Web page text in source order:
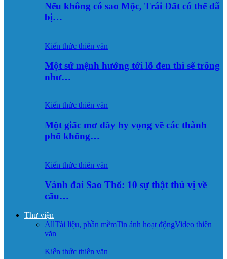
Nếu không có sao Mộc, Trái Đất có thể đã
bị…
Kiến thức thiên văn
Một sứ mệnh hướng tới lỗ đen thì sẽ trông
như…
Kiến thức thiên văn
Một giấc mơ đầy hy vọng về các thành
phố khổng…
Kiến thức thiên văn
Vành đai Sao Thổ: 10 sự thật thú vị về
cấu…
Thư viện
AllTài liệu, phần mềmTin ảnh hoạt độngVideo thiên
văn
Kiến thức thiên văn